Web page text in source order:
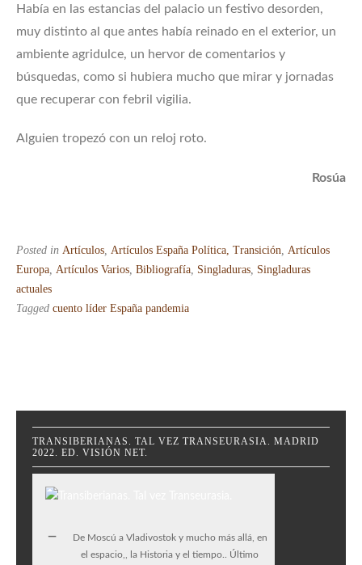
Había en las estancias del palacio un festivo desorden,
muy distinto al que antes había reinado en el exterior, un
ambiente agridulce, un hervor de comentarios y
búsquedas, como si hubiera mucho que mirar y jornadas
que recuperar con febril vigilia.
Alguien tropezó con un reloj roto.
Rosúa
Posted in Artículos Artículos España Política, Transición
Artículos
Europa Artículos Varios Bibliografía Singladuras Singladuras
actuales
Tagged cuento líder España pandemia
TRANSIBERIANAS. TAL VEZ TRANSEURASIA. MADRID
2022. ED. VISIÓN NET.
De Moscú a Vladivostok y mucho más allá, en
el espacio,, la Historia y el tiempo.. Último